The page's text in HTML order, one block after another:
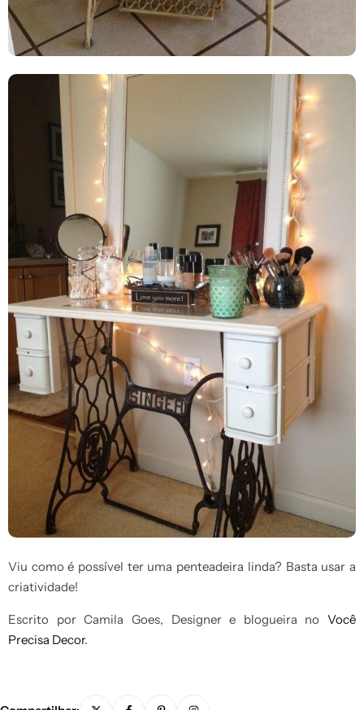
Viu como é possível ter uma penteadeira linda? Basta usar a
criatividade!
Escrito por Camila Goes, Designer e blogueira no Você
Precisa Decor.